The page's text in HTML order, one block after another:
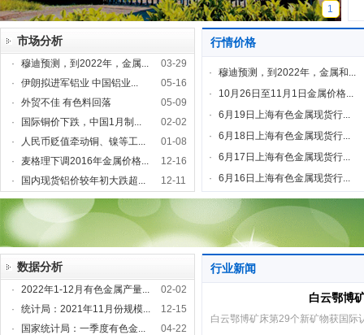
1
市场分析
· 穆迪预测，到2022年，金属...
03-29
·
伊朗拟进军铝业 中国铝业...
05-16
·
外贸不佳 有色料回落
05-09
·
国际铜价下跌，中国1月制...
02-02
·
人民币贬值牵动铜、镍等工...
01-08
·
麦格理下调2016年金属价格...
12-16
·
国内现货铝价较年初大跌超... 12-11
行情价格
·
穆迪预测，到2022年，金属和...
·
10月26日至11月1日金属价格...
·
6月19日上海有色金属现货行...
·
6月18日上海有色金属现货行...
·
6月17日上海有色金属现货行...
·
6月16日上海有色金属现货行...
数据分析
· 2022年1-12月有色金属产量...
02-02
·
统计局：2021年11月份规模...
12-15
·
国家统计局：一季度有色金...
04-22
行业新闻
白云鄂博
白云鄂博矿床第29个新矿物获国际